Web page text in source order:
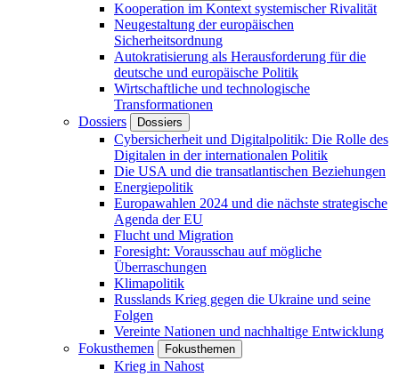
Kooperation im Kontext systemischer Rivalität
Neugestaltung der europäischen
Sicherheitsordnung
Autokratisierung als Herausforderung für die
deutsche und europäische Politik
Wirtschaftliche und technologische
Transformationen
Dossiers
Dossiers
Cybersicherheit und Digitalpolitik: Die Rolle des
Digitalen in der internationalen Politik
Die USA und die transatlantischen Beziehungen
Energiepolitik
Europawahlen 2024 und die nächste strategische
Agenda der EU
Flucht und Migration
Foresight: Vorausschau auf mögliche
Überraschungen
Klimapolitik
Russlands Krieg gegen die Ukraine und seine
Folgen
Vereinte Nationen und nachhaltige Entwicklung
Fokusthemen
Fokusthemen
Krieg in Nahost